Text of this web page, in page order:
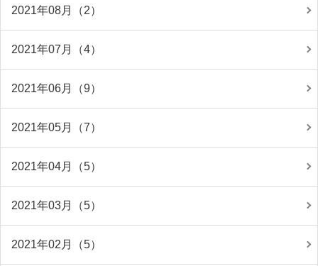
2021年08月（2）
2021年07月（4）
2021年06月（9）
2021年05月（7）
2021年04月（5）
2021年03月（5）
2021年02月（5）